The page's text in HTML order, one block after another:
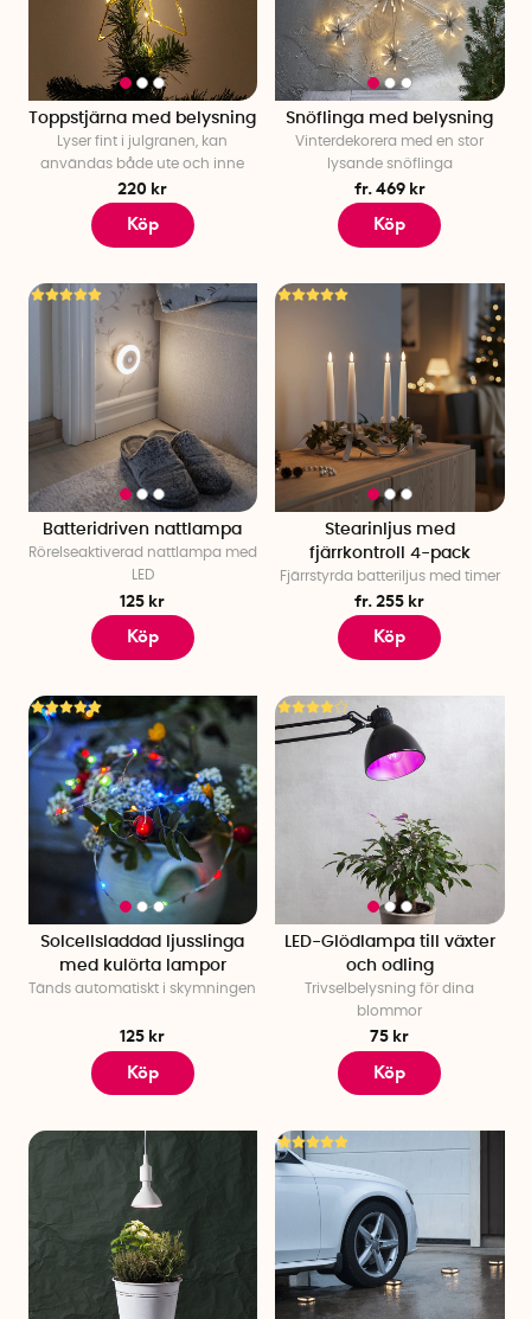
Toppstjärna med belysning
Lyser fint i julgranen, kan
användas både ute och inne
220 kr
Köp
Snöflinga med belysning
Vinterdekorera med en stor
lysande snöflinga
fr. 469 kr
Köp
Batteridriven nattlampa
Rörelseaktiverad nattlampa med
LED
125 kr
Köp
Stearinljus med
fjärrkontroll 4-pack
Fjärrstyrda batteriljus med timer
fr. 255 kr
Köp
Solcellsladdad ljusslinga
med kulörta lampor
Tänds automatiskt i skymningen
125 kr
Köp
LED-Glödlampa till växter
och odling
Trivselbelysning för dina
blommor
75 kr
Köp